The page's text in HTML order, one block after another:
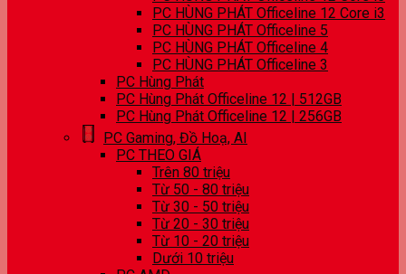
PC HÙNG PHÁT Officeline 12 Core i3
PC HÙNG PHÁT Officeline 5
PC HÙNG PHÁT Officeline 4
PC HÙNG PHÁT Officeline 3
PC Hùng Phát
PC Hùng Phát Officeline 12 | 512GB
PC Hùng Phát Officeline 12 | 256GB
PC Gaming, Đồ Hoạ, AI
PC THEO GIÁ
Trên 80 triệu
Từ 50 - 80 triệu
Từ 30 - 50 triệu
Từ 20 - 30 triệu
Từ 10 - 20 triệu
Dưới 10 triệu